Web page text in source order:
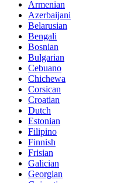
Armenian
Azerbaijani
Belarusian
Bengali
Bosnian
Bulgarian
Cebuano
Chichewa
Corsican
Croatian
Dutch
Estonian
Filipino
Finnish
Frisian
Galician
Georgian